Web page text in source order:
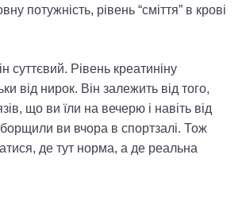
потужність, рівень “сміття” в крові
суттєвий. Рівень креатиніну
від нирок. Він залежить від того,
що ви їли на вечерю і навіть від
ви вчора в спортзалі. Тож
де тут норма, а де реальна